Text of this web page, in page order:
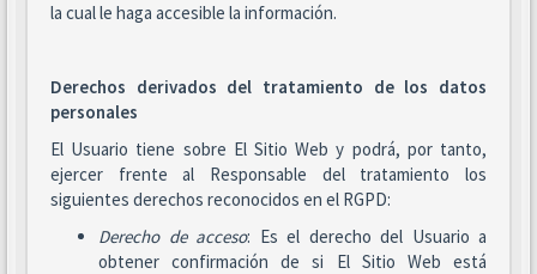
la cual le haga accesible la información.
Derechos derivados del tratamiento de los datos
personales
El Usuario tiene sobre El Sitio Web y podrá, por tanto,
ejercer frente al Responsable del tratamiento los
siguientes derechos reconocidos en el RGPD:
Derecho de acceso: Es el derecho del Usuario a
obtener confirmación de si El Sitio Web está